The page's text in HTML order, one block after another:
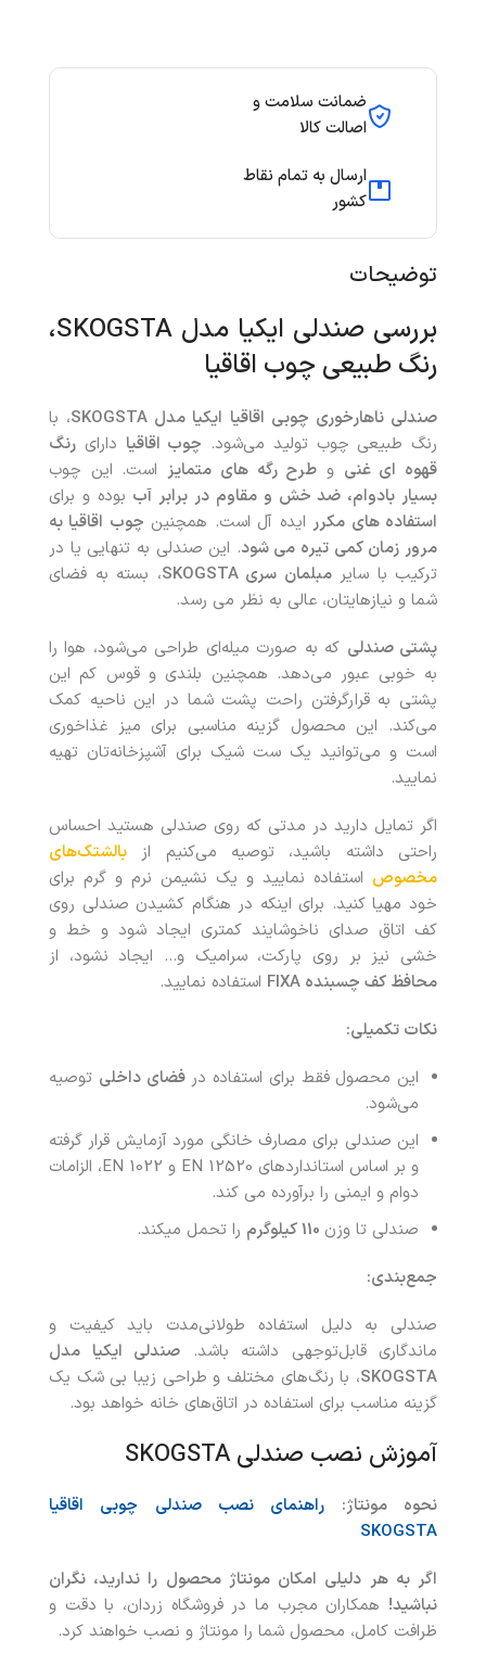
ضمانت سلامت و
اصالت کالا
ارسال به تمام نقاط
کشور
توضیحات
بررسی صندلی ایکیا مدل SKOGSTA،
رنگ طبیعی چوب اقاقیا
صندلی ناهارخوری چوبی اقاقیا ایکیا مدل SKOGSTA، با
رنگ طبیعی چوب تولید می‌شود. چوب اقاقیا دارای رنگ
قهوه ای غنی و طرح رگه های متمایزاست. این چوب
بسیار بادوام، ضد خش و مقاوم در برابر آب بوده و برای
استفاده های مکررایده آل است. همچنین چوب اقاقیا به
مرور زمان کمی تیره می شود. این صندلی به تنهایی یا در
ترکیب با سایرمبلمان سری SKOGSTA
، بسته به فضای
شما و نیازهایتان، عالی به نظر می رسد.
پشتی صندلی که به‌ صورت میله‌ای طراحی می‌شود، هوا را
به‌ خوبی عبور می‌دهد. همچنین بلندی و قوس کم این
پشتی به قرارگرفتن راحت پشت شما در این ناحیه کمک
می‌کند. این محصول گزینه مناسبی برای میز غذاخوری
است و می‌توانید یک ست شیک برای آشپزخانه‌تان تهیه
نمایید.
اگر تمایل دارید در مدتی که روی صندلی هستید احساس
راحتی داشته باشید، توصیه می‌کنیم از بالشتک‌های
مخصوص استفاده نمایید و یک نشیمن نرم و گرم برای
خود مهیا کنید. برای اینکه در هنگام کشیدن صندلی روی
کف اتاق صدای ناخوشایند کمتری ایجاد شود و خط‌ و
خشی نیز بر روی پارکت، سرامیک و… ایجاد نشود، از
محافظ کف چسبنده FIXA استفاده نمایید.
نکات تکمیلی:
این محصول فقط برای استفاده درفضای داخلی توصیه
می‌شود.
این صندلی برای مصارف خانگی مورد آزمایش قرار گرفته
و بر اساس استانداردهای EN 12520 و EN 1022، الزامات
دوام و ایمنی را برآورده می کند.
صندلی تا وزن
را تحمل میکند.
جمع‌بندی:
صندلی به دلیل استفاده طولانی‌مدت باید کیفیت و
ماندگاری قابل‌توجهی داشته باشد. صندلی ایکیا مدل
SKOGSTA، با رنگ‌های مختلف و طراحی زیبا بی‌ شک یک
گزینه مناسب برای استفاده در اتاق‌های خانه خواهد بود.
آموزش نصب صندلی SKOGSTA
نحوه مونتاژ: راهنمای نصب صندلی چوبی اقاقیا
SKOGSTA
اگر به هر دلیلی امکان مونتاژ محصول را ندارید، نگران
نباشید! همکاران مجرب ما در فروشگاه زردان، با دقت و
ظرافت کامل، محصول شما را مونتاژ و نصب خواهند کرد.